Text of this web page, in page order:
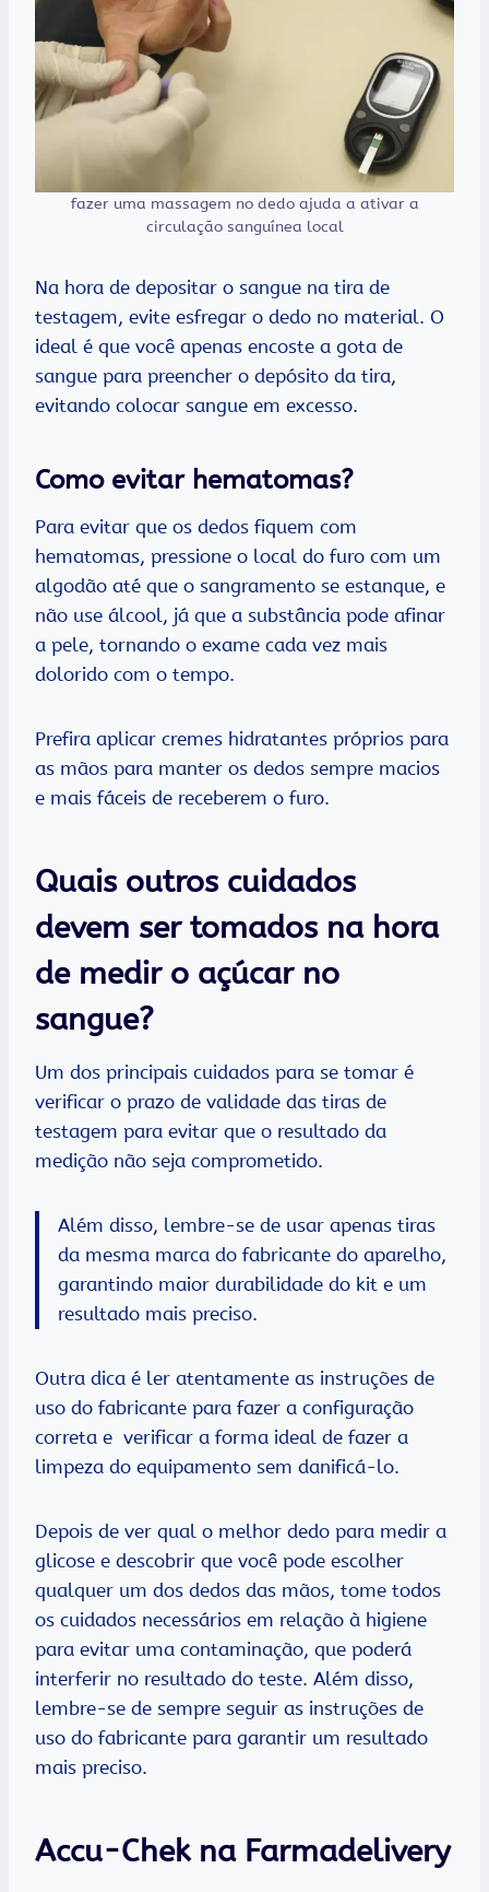
fazer uma massagem no dedo ajuda a ativar a
circulação sanguínea local
Na hora de depositar o sangue na tira de
testagem, evite esfregar o dedo no material. O
ideal é que você apenas encoste a gota de
sangue para preencher o depósito da tira,
evitando colocar sangue em excesso.
Como evitar hematomas?
Para evitar que os dedos fiquem com
hematomas, pressione o local do furo com um
algodão até que o sangramento se estanque, e
não use álcool, já que a substância pode afinar
a pele, tornando o exame cada vez mais
dolorido com o tempo.
Prefira aplicar cremes hidratantes próprios para
as mãos para manter os dedos sempre macios
e mais fáceis de receberem o furo.
Quais outros cuidados
devem ser tomados na hora
de medir o açúcar no
sangue?
Um dos principais cuidados para se tomar é
verificar o prazo de validade das tiras de
testagem para evitar que o resultado da
medição não seja comprometido.
Além disso, lembre-se de usar apenas tiras
da mesma marca do fabricante do aparelho,
garantindo maior durabilidade do kit e um
resultado mais preciso.
Outra dica é ler atentamente as instruções de
uso do fabricante para fazer a configuração
correta e verificar a forma ideal de fazer a
limpeza do equipamento sem danificá-lo.
Depois de ver qual o melhor dedo para medir a
glicose e descobrir que você pode escolher
qualquer um dos dedos das mãos, tome todos
os cuidados necessários em relação à higiene
para evitar uma contaminação, que poderá
interferir no resultado do teste. Além disso,
lembre-se de sempre seguir as instruções de
uso do fabricante para garantir um resultado
mais preciso.
Accu-Chek na Farmadelivery